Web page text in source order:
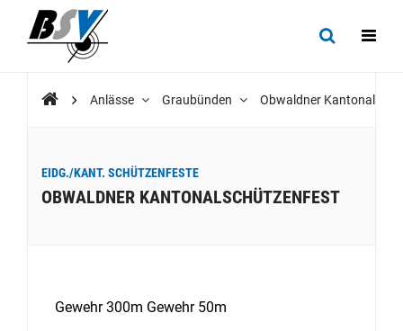
Anlässe Graubünden Obwaldner
EIDG./KANT. SCHÜTZENFESTE
OBWALDNER KANTONALSCHÜTZENFEST
Gewehr 300m Gewehr 50m